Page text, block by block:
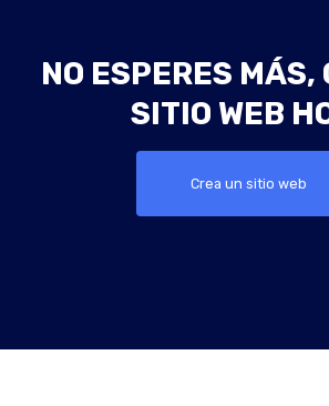
NO ESPERES MÁS,
SITIO WEB
Crea un sitio web